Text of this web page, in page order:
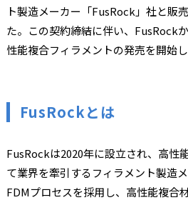
ト製造メーカー「FusRock」社と販
た。この契約締結に伴い、FusRock
性能複合フィラメントの発売を開始し
FusRockとは
FusRockは2020年に設立され、高性
て業界を牽引するフィラメント製造
FDMプロセスを採用し、高性能複合